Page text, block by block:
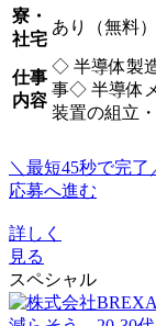
寮・
社宅
あり（無料）
仕事
内容
◇ 半導体製
事◇ 半導体
装置の組立
＼最短45秒で完了
応募へ進む
詳しく
見る
スペシャル